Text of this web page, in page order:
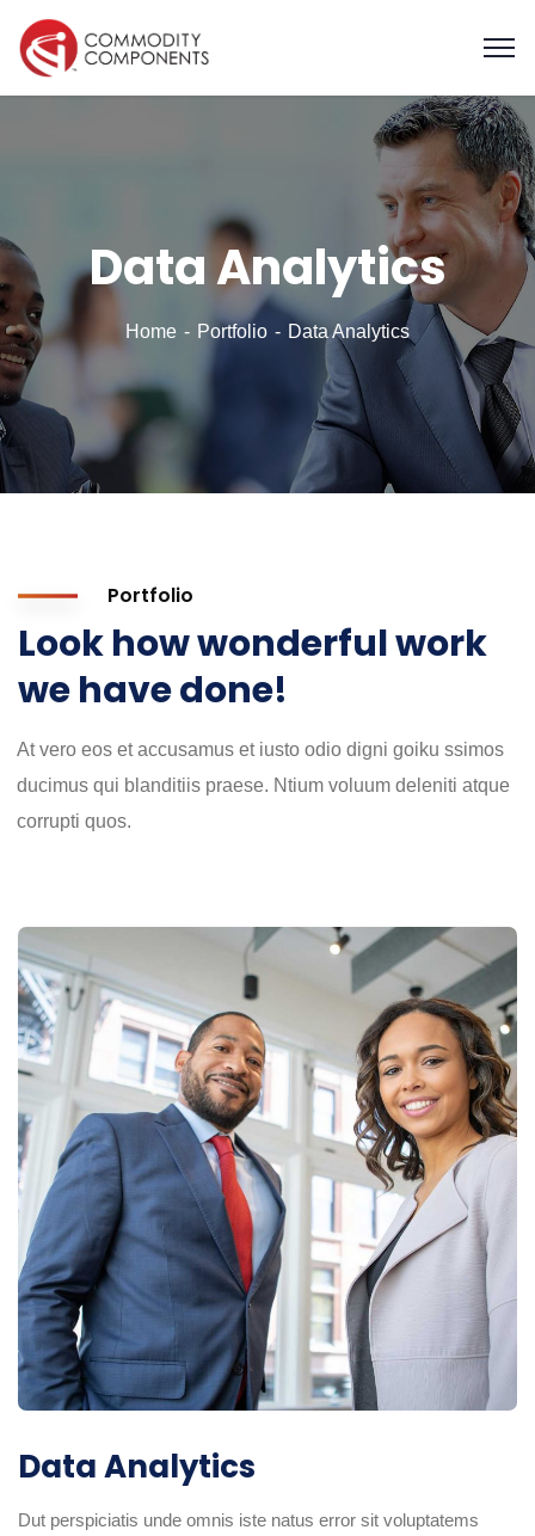
Data Analytics
Home Portfolio Data Analytics
Portfolio
Look how wonderful work
we have done!
At vero eos et accusamus et iusto odio digni goiku ssimos
ducimus qui blanditiis praese. Ntium voluum deleniti atque
corrupti quos.
Data Analytics
Dut perspiciatis unde omnis iste natus error sit voluptatems